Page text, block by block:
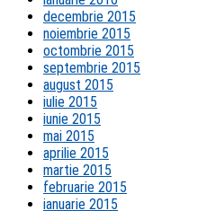
decembrie 2015
noiembrie 2015
octombrie 2015
septembrie 2015
august 2015
iulie 2015
iunie 2015
mai 2015
aprilie 2015
martie 2015
februarie 2015
ianuarie 2015